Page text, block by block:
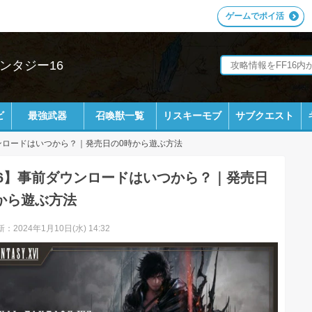
ゲームでポイ活
タジー16
最強武器 召喚獣一覧 リスキーモブ サブクエスト
ードはいつから？｜発売日の0時から遊ぶ方法
事前ダウンロードはいつから？｜発売日
ら遊ぶ方法
：2024年1月10日(水) 14:32